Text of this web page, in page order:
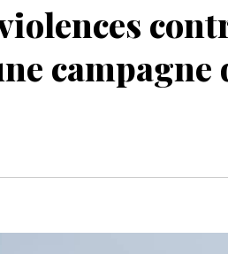
campagne